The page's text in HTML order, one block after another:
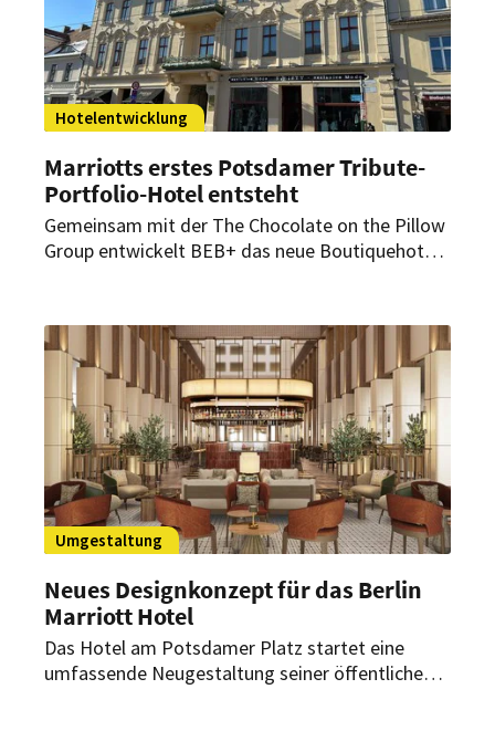
Hotelentwicklung
Marriotts erstes Potsdamer Tribute-
Portfolio-Hotel entsteht
Gemeinsam mit der The Chocolate on the Pillow
Group entwickelt BEB+ das neue Boutiquehotel
Viertel.
Umgestaltung
Neues Designkonzept für das Berlin
Marriott Hotel
Das Hotel am Potsdamer Platz startet eine
umfassende Neugestaltung seiner öffentlichen